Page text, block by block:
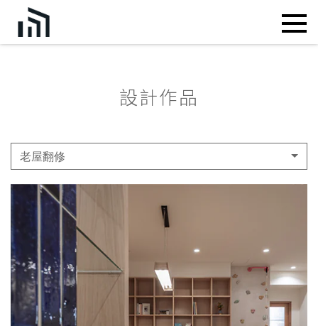
設計作品
老屋翻修